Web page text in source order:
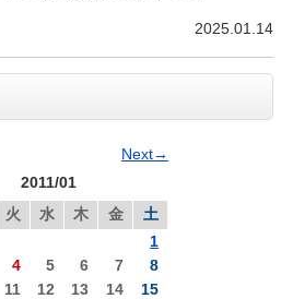
2025.01.14
Next→
2011/01
火 水 木 金
土
1
4 5 6 7
8
11 12 13 14
15